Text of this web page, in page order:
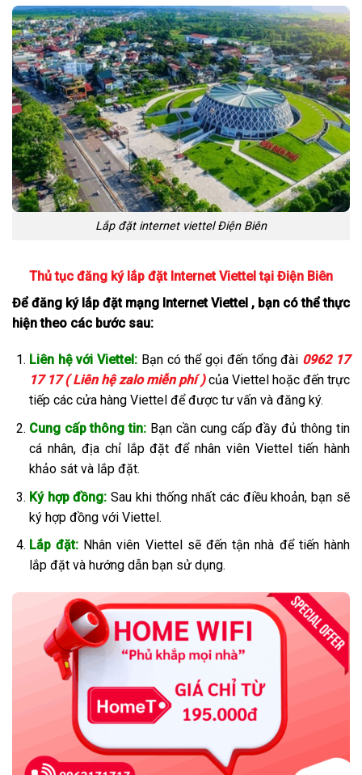
Lắp đặt internet viettel Điện Biên
Thủ tục đăng ký lắp đặt Internet Viettel tại Điện Biên
Để đăng ký lắp đặt mạng Internet Viettel , bạn có thể thực
hiện theo các bước sau:
Liên hệ với Viettel: Bạn có thể gọi đến tổng đài 0962 17
17 17 ( Liên hệ zalo miễn phí )của Viettel hoặc đến trực
tiếp các cửa hàng Viettel để được tư vấn và đăng ký.
Cung cấp thông tin: Bạn cần cung cấp đầy đủ thông tin
cá nhân, địa chỉ lắp đặt để nhân viên Viettel tiến hành
khảo sát và lắp đặt.
Ký hợp đồng: Sau khi thống nhất các điều khoản, bạn sẽ
ký hợp đồng với Viettel.
Lắp đặt: Nhân viên Viettel sẽ đến tận nhà để tiến hành
lắp đặt và hướng dẫn bạn sử dụng.